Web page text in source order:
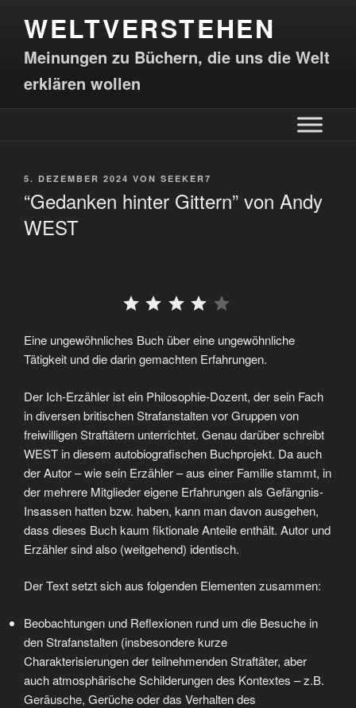
WELTVERSTEHEN
Meinungen zu Büchern, die uns die Welt
erklären wollen
5. DEZEMBER 2024 VON SEEKER7
“Gedanken hinter Gittern” von Andy
WEST
Eine ungewöhnliches Buch über eine ungewöhnliche
Tätigkeit und die darin gemachten Erfahrungen.
Der Ich-Erzähler ist ein Philosophie-Dozent, der sein Fach
in diversen britischen Strafanstalten vor Gruppen von
freiwilligen Straftätern unterrichtet. Genau darüber schreibt
WEST in diesem autobiografischen Buchprojekt. Da auch
der Autor – wie sein Erzähler – aus einer Familie stammt, in
der mehrere Mitglieder eigene Erfahrungen als Gefängnis-
Insassen hatten bzw. haben, kann man davon ausgehen,
dass dieses Buch kaum fiktionale Anteile enthält. Autor und
Erzähler sind also (weitgehend) identisch.
Der Text setzt sich aus folgenden Elementen zusammen:
Beobachtungen und Reflexionen rund um die Besuche in
den Strafanstalten (insbesondere kurze
Charakterisierungen der teilnehmenden Straftäter, aber
auch atmosphärische Schilderungen des Kontextes – z.B.
Geräusche, Gerüche oder das Verhalten des